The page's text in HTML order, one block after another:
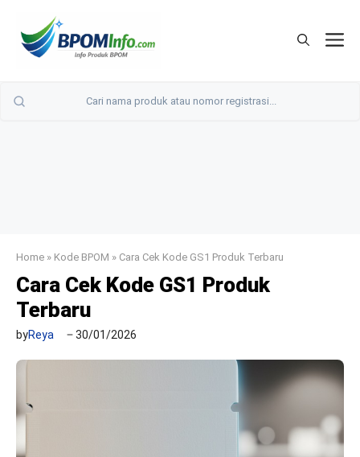
Home » Kode BPOM » Cara Cek Kode GS1 Produk Terbaru
Cara Cek Kode GS1 Produk
Terbaru
byReya 30/01/2026